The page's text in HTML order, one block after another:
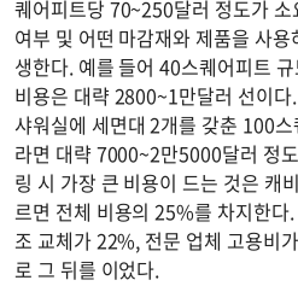
퀘어피트당 70~250달러 정도가
여부 및 어떤 마감재와 제품을 사
생한다. 예를 들어 40스퀘어피트
비용은 대략 2800~1만달러 선이
샤워실에 세면대 2개를 갖춘 100
라면 대략 7000~2만5000달러 정
링 시 가장 큰 비용이 드는 것은 캐
르면 전체 비용의 25%를 차지한다
조 교체가 22%, 전문 업체 고용비
로 그 뒤를 이었다.